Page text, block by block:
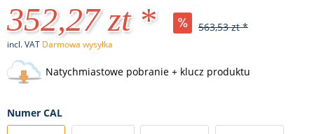
352,27 zt * 563,53 zt *
incl. VAT Darmowa wysyłka
Natychmiastowe pobranie + klucz produktu
Numer CAL